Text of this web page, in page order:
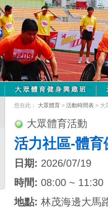
您在此： 大眾體育 > 活動時間表 > 大
大眾體育活動
活力社區-體育
日期: 2026/07/19
時間: 08:00 ~ 11:30
地點: 林茂海邊大馬